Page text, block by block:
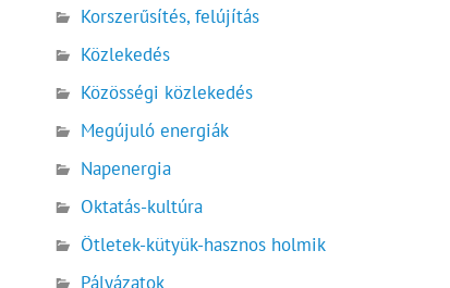
Korszerűsítés, felújítás
Közlekedés
Közösségi közlekedés
Megújuló energiák
Napenergia
Oktatás-kultúra
Ötletek-kütyük-hasznos holmik
Pályázatok